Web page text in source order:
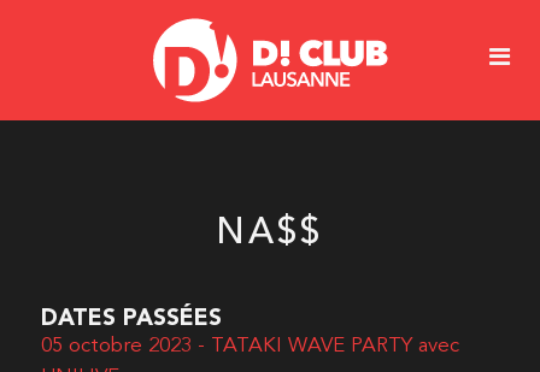
NA$$
DATES PASSÉES
05 octobre 2023 - TATAKI WAVE PARTY avec